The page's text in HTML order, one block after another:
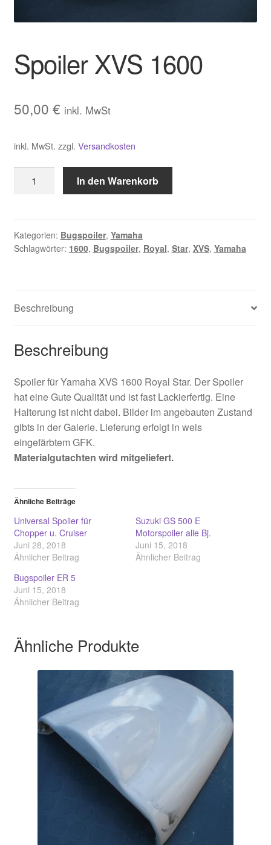
Zahlungsarten und Versand
Spoiler XVS 1600
50,00 € inkl. MwSt
inkl. MwSt. zzgl. Versandkosten
In den Warenkorb
Kategorien: Bugspoiler, Yamaha
Schlagwörter: 1600, Bugspoiler, Royal, Star, XVS, Yamaha
Beschreibung
Beschreibung
Spoiler für Yamaha XVS 1600 Royal Star. Der Spoiler
hat eine Gute Qualität und ist fast Lackierfertig. Eine
Halterung ist nicht dabei. Bilder im angebauten Zustand
gibts in der Galerie. Lieferung erfolgt in weis
eingefärbtem GFK.
Materialgutachten wird mitgeliefert.
Ähnliche Beiträge
Universal Spoiler für
Chopper u. Cruiser
Juni 28, 2018
Ähnlicher Beitrag
Suzuki GS 500 E
Motorspoiler alle Bj.
Juni 15, 2018
Ähnlicher Beitrag
Bugspoiler ER 5
Juni 15, 2018
Ähnlicher Beitrag
Ähnliche Produkte